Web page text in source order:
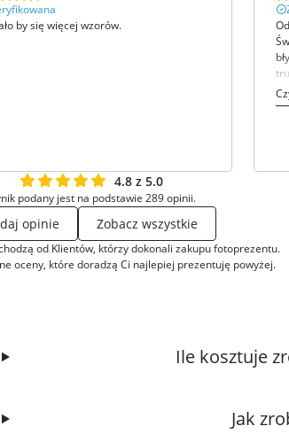
by się więcej wzorów.
4.8 z 5.0
podany jest na podstawie 289 opinii.
opinie Zobacz wszystkie
od Klientów, którzy dokonali zakupu fotoprezentu.
oceny, które doradzą Ci najlepiej prezentuję powyżej.
Ile kosztuje
Jak